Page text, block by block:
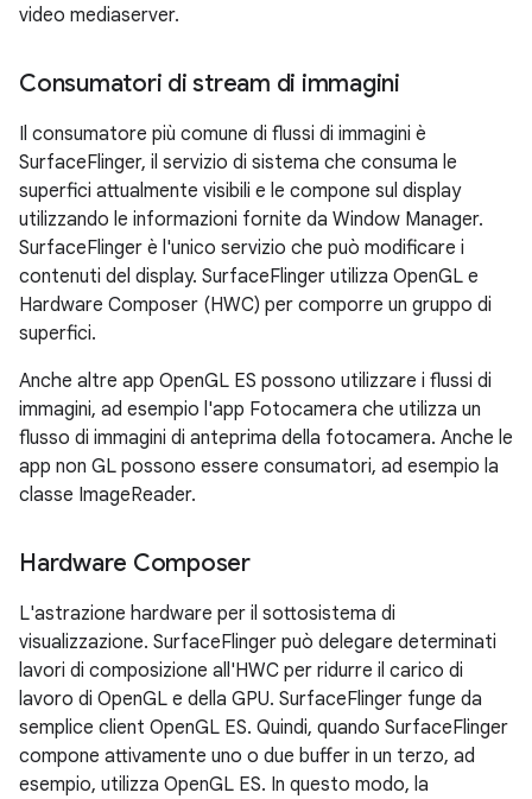
video mediaserver.
Consumatori di stream di immagini
Il consumatore più comune di flussi di immagini è
SurfaceFlinger, il servizio di sistema che consuma le
superfici attualmente visibili e le compone sul display
utilizzando le informazioni fornite da Window Manager.
SurfaceFlinger è l'unico servizio che può modificare i
contenuti del display. SurfaceFlinger utilizza OpenGL e
Hardware Composer (HWC) per comporre un gruppo di
superfici.
Anche altre app OpenGL ES possono utilizzare i flussi di
immagini, ad esempio l'app Fotocamera che utilizza un
flusso di immagini di anteprima della fotocamera. Anche le
app non GL possono essere consumatori, ad esempio la
classe ImageReader.
Hardware Composer
L'astrazione hardware per il sottosistema di
visualizzazione. SurfaceFlinger può delegare determinati
lavori di composizione all'HWC per ridurre il carico di
lavoro di OpenGL e della GPU. SurfaceFlinger funge da
semplice client OpenGL ES. Quindi, quando SurfaceFlinger
compone attivamente uno o due buffer in un terzo, ad
esempio, utilizza OpenGL ES. In questo modo, la